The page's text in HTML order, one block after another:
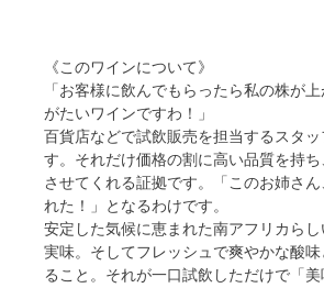
《このワインについて》
「お客様に飲んでもらったら私の株が
がたいワインですわ！」
百貨店などで試飲販売を担当するスタ
す。それだけ価格の割に高い品質を持
させてくれる証拠です。「このお姉さ
れた！」となるわけです。
安定した気候に恵まれた南アフリカら
実味。そしてフレッシュで爽やかな酸
ること。それが一口試飲しただけで「